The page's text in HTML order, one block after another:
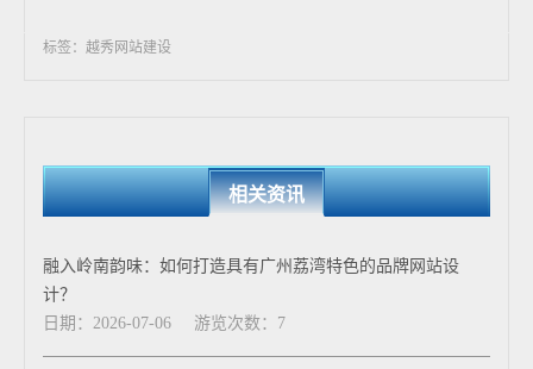
标签：越秀网站建设
相关资讯
融入岭南韵味：如何打造具有广州荔湾特色的品牌网站设
计？
日期：2026-07-06
游览次数：7